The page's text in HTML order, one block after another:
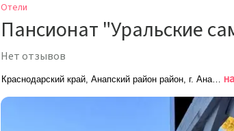
Отели
Пансионат "Уральские
Нет отзывов
Краснодарский край, Анапский район район, г. Анапа,